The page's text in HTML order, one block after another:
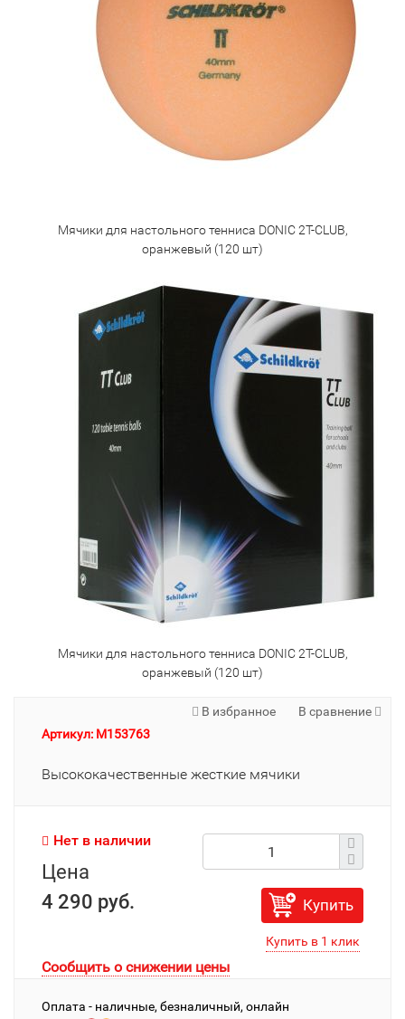
Мячики для настольного тенниса DONIC 2T-CLUB,
оранжевый (120 шт)
Мячики для настольного тенниса DONIC 2T-CLUB,
оранжевый (120 шт)
В избранное
В сравнение
Артикул: M153763
Высококачественные жесткие мячики
Нет в наличии
Цена
4 290 руб.
Купить
Сообщить о снижении цены
Оплата - наличные, безналичный, онлайн